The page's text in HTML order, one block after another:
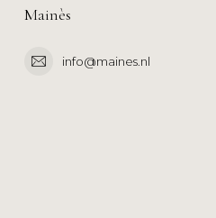
Mainès
info@maines.nl